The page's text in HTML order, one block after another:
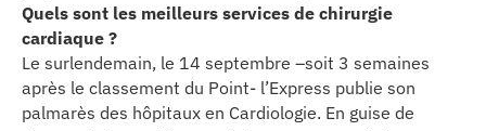
Quels sont les meilleurs services de chirurgie
cardiaque ?
Le surlendemain, le 14 septembre –soit 3 semaines
après le classement du Point- l’Express publie son
palmarès des hôpitaux en Cardiologie. En guise de